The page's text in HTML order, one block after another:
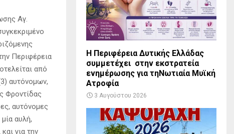
Αγ.
Περιφέρεια
από
αυτόνομων,
Φροντίδας
αυτόνομες
αυλή,
για την
Η Περιφέρεια Δυτικής Ελλάδας
συμμετέχει στην εκστρατεία
ενημέρωσης για τηΝωτιαία Μυϊκή
Ατροφία
3 Αυγούστου 2026